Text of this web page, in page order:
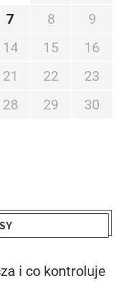
7 8
9
14 15
16
21 22
23
28 29
30
i co kontroluje